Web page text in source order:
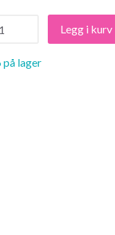
Legg i kurv
på lager